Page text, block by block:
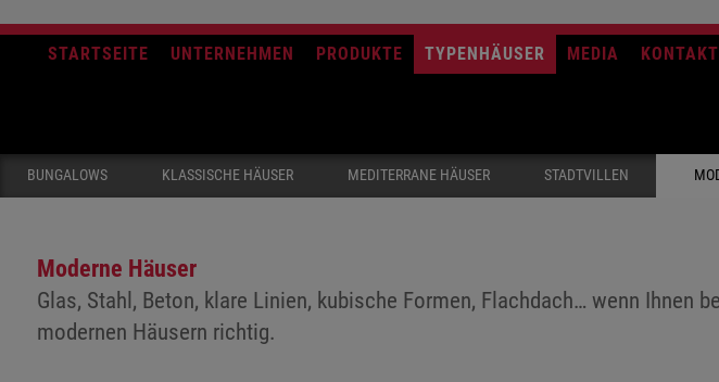
STARTSEITE UNTERNEHMEN PRODUKTE TYPENHÄUSER MEDIA KONTAKT
BUNGALOWS KLASSISCHE HÄUSER MEDITERRANE HÄUSER STADTVILLEN
Moderne Häuser
Glas, Stahl, Beton, klare Linien, kubische Formen, Flachdach… wenn Ihnen
modernen Häusern richtig.